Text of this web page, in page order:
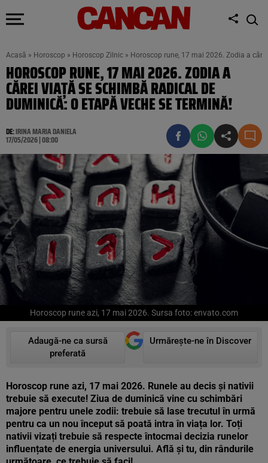
Acasă » Horoscop » Horoscop Zilnic » Horoscop rune, 17 mai 2026. Zodia a
HOROSCOP RUNE, 17 MAI 2026. ZODIA A
CĂREI VIAȚĂ SE SCHIMBĂ RADICAL DE
DUMINICĂ: O ETAPĂ VECHE SE TERMINĂ!
DE:IRINA MARIA DANIELA
17/05/2026 | 08:00
Horoscop rune azi, 17 mai 2026. Sursa foto: envato.com
Adaugă-ne ca sursă
preferată
Urmărește-ne în Discover
Horoscop rune azi, 17 mai 2026. Runele au decis și nativii
trebuie să execute! Ziua de duminică vine cu schimbări
majore pentru unele zodii: trebuie să lase trecutul în urmă
pentru ca un nou început să poată intra în viața lor. Toți
nativii vizați trebuie să respecte întocmai decizia runelor
influențate de energia universului. Află și tu, din rândurile